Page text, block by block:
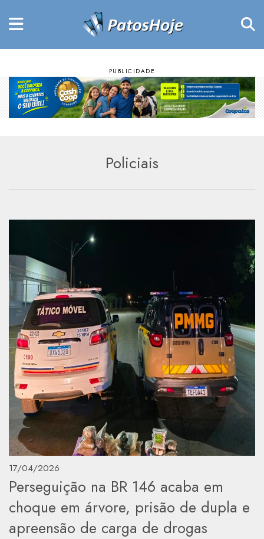
Policiais
17/04/2026
Perseguição na BR 146 acaba em
choque em árvore, prisão de dupla e
apreensão de carga de drogas